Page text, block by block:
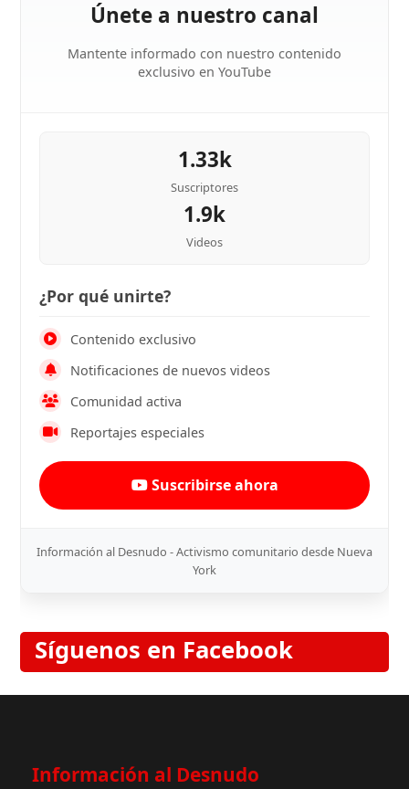
Únete a nuestro canal
Mantente informado con nuestro contenido
exclusivo en YouTube
1.33k
Suscriptores
1.9k
Videos
¿Por qué unirte?
Contenido exclusivo
Notificaciones de nuevos videos
Comunidad activa
Reportajes especiales
Suscribirse ahora
Información al Desnudo - Activismo comunitario desde Nueva
York
Síguenos en Facebook
Información al Desnudo